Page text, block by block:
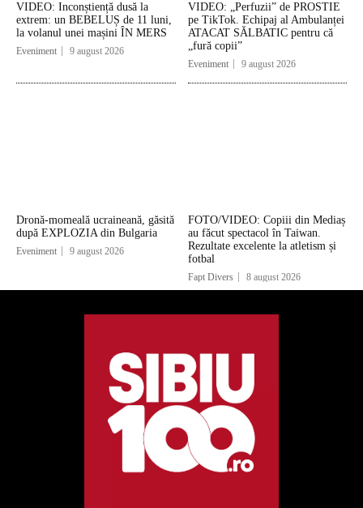
VIDEO: Inconștiență dusă la
extrem: un BEBELUȘ de 11 luni,
la volanul unei mașini ÎN MERS
Eveniment 9 august 2026
VIDEO: „Perfuzii” de PROSTIE
pe TikTok. Echipaj al Ambulanței
ATACAT SĂLBATIC pentru că
„fură copii”
Eveniment 9 august 2026
Dronă-momeală ucraineană, găsită
după EXPLOZIA din Bulgaria
Eveniment 9 august 2026
FOTO/VIDEO: Copiii din Mediaș
au făcut spectacol în Taiwan.
Rezultate excelente la atletism și
fotbal
Fapt Divers 8 august 2026